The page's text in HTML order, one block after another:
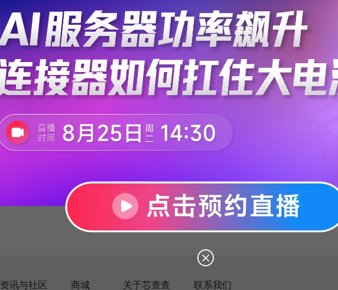
没有找到相关信息
资讯与社区 商城 关于芯查查 联系我们